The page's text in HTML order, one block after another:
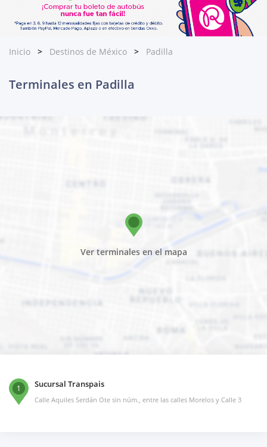
Inicio Destinos de México Padilla
Terminales en Padilla
Ver terminales en el mapa
1 Sucursal Transpais
Calle Aquiles Serdán Ote sin núm., entre las calles Morelos y Calle 3